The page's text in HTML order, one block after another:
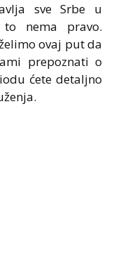
sve Srbe u
to nema pravo.
ovaj put da
prepoznati o
ćete detaljno